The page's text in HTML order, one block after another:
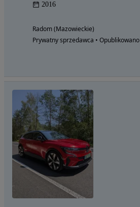
2016
Radom (Mazowieckie)
Prywatny sprzedawca • Opublikowano